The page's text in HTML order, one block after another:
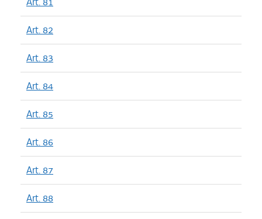
Art. 82
Art. 83
Art. 84
Art. 85
Art. 86
Art. 87
Art. 88